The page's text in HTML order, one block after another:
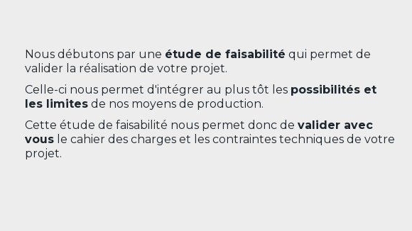
Nous débutons par une étude de faisabilité qui permet de
valider la réalisation de votre projet.
Celle-ci nous permet d'intégrer au plus tôt les possibilités et
les limites de nos moyens de production.
Cette étude de faisabilité nous permet donc de valider avec
vous le cahier des charges et les contraintes techniques de votre
projet.